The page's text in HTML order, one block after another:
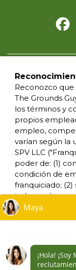
NO
SUS
*Todos los
de
marcas
insignias,
origen de las
dentro de
Solamente el
propiedad
autoridad
Reconozco
The Grounds
los términos y
propios
empleo,
varían según la
SPV LLC
poder de: (1)
condición de
franquiciado;
trabajo o las
del
método de
los
Grounds Guys
empleador
oportunidades